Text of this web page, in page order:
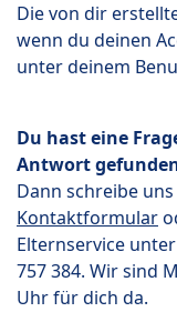
Die von dir
wenn du deinen
unter deinem
Du hast eine
Antwort
Dann schreibe
Kontaktformular
Elternservice
757 384. Wir sind
Uhr für dich da.